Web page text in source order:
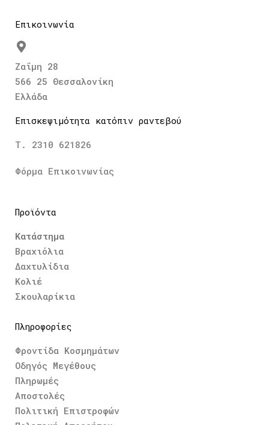
Επικοινωνία
Ζαΐμη 28
566 25 Θεσσαλονίκη
Ελλάδα
Επισκεψιμότητα κατόπιν ραντεβού
Τ. 2310 621826
Φόρμα Επικοινωνίας
Προϊόντα
Κατάστημα
Βραχιόλια
Δαχτυλίδια
Κολιέ
Σκουλαρίκια
Πληροφορίες
Φροντίδα Κοσμημάτων
Οδηγός Μεγέθους
Πληρωμές
Αποστολές
Πολιτική Επιστροφών